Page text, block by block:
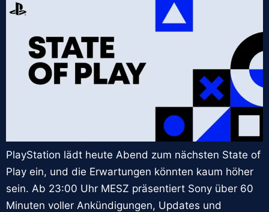
PlayStation lädt heute Abend zum nächsten State of
Play ein, und die Erwartungen könnten kaum höher
sein. Ab 23:00 Uhr MESZ präsentiert Sony über 60
Minuten voller Ankündigungen, Updates und